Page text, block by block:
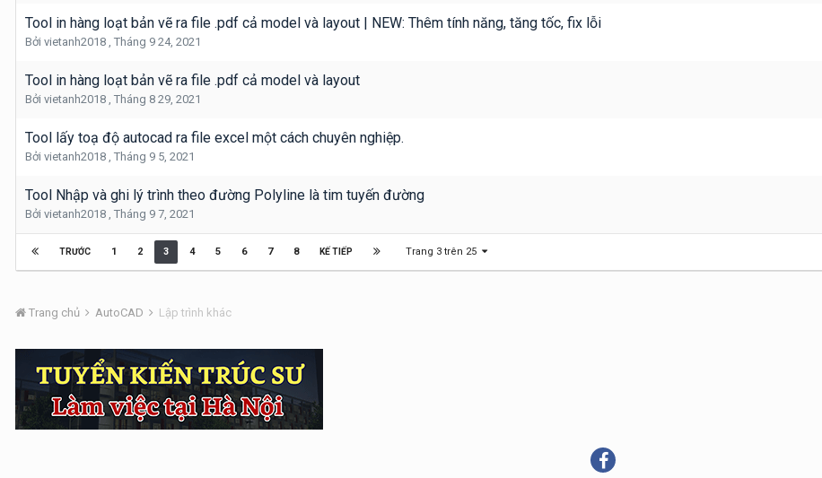
Tool in hàng loạt bản vẽ ra file .pdf cả model và layout | NEW: Thêm tính năng, tăng tốc, fix lỗi
Bởi vietanh2018 , Tháng 9 24, 2021
Tool in hàng loạt bản vẽ ra file .pdf cả model và layout
Bởi vietanh2018 , Tháng 8 29, 2021
Tool lấy toạ độ autocad ra file excel một cách chuyên nghiệp.
Bởi vietanh2018 , Tháng 9 5, 2021
Tool Nhập và ghi lý trình theo đường Polyline là tim tuyến đường
Bởi vietanh2018 , Tháng 9 7, 2021
TRƯỚC 1 2 3 4 5 6 7 8 KẾ TIẾP Trang 3 trên 25
Trang chủ AutoCAD Lập trình khác